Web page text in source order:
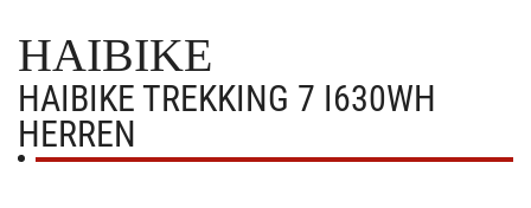
HAIBIKE
HAIBIKE TREKKING 7 I630WH
HERREN